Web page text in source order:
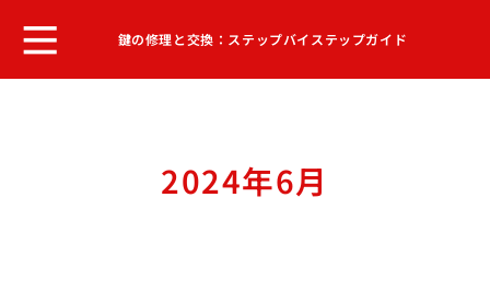
鍵の修理と交換：ステップバイステップガイド
2024年6月